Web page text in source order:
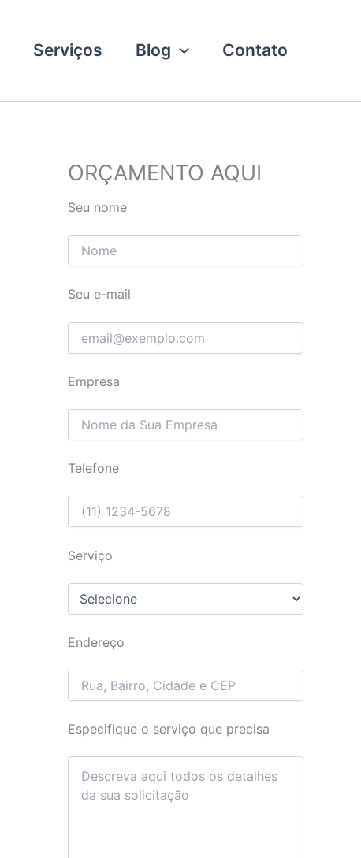
Serviços Blog Contato
ORÇAMENTO AQUI
Seu nome
Seu e-mail
Empresa
Telefone
Serviço
Endereço
Especifique o serviço que precisa